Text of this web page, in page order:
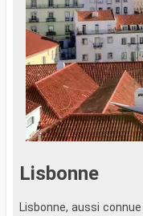
Lisbonne
Lisbonne, aussi